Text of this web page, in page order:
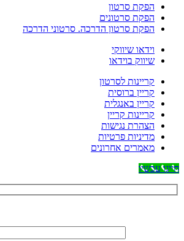
הפקת סרטון
הפקת סרטונים
הפקת סרטון הדרכה. סרטוני הדרכה
וידאו שיווקי
שיווק בוידאו
קריינות לסרטון
קריין ברוסית
קריין באנגלית
קריינות קריין
הצהרת נגישות
מדיניות פרטיות
מאמרים אחרונים
חייגו עכשיו